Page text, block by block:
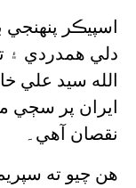
اسپيڪر
دلي همدردي ۽
الله سيد علي
ايران پر سڄي
نقصان آهي۔
هن چيو ته